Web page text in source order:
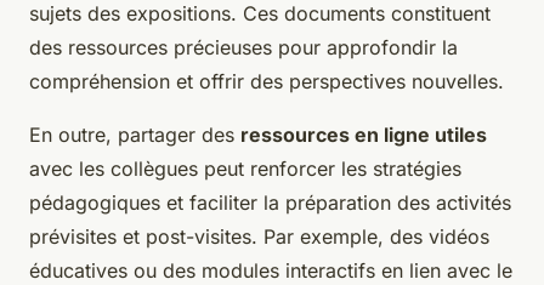
sujets des expositions. Ces documents constituent
des ressources précieuses pour approfondir la
compréhension et offrir des perspectives nouvelles.
En outre, partager des ressources en ligne utiles
avec les collègues peut renforcer les stratégies
pédagogiques et faciliter la préparation des activités
prévisites et post-visites. Par exemple, des vidéos
éducatives ou des modules interactifs en lien avec le